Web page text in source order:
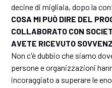
decine di migliaia, dopo la
COSA MI PUÒ DIRE DEL
COLLABORATO CON
AVETE RICEVUTO
Non c'è dubbio che siamo
persone e organizzazioni
incoraggiato a superare le